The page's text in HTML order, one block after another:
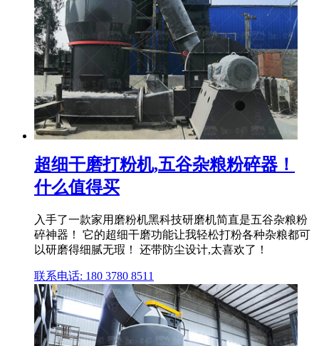
超细干磨打粉机,五谷杂粮粉碎器！
什么值得买
入手了一款家用磨粉机黑科技研磨机简直是五谷杂粮粉
碎神器！ 它的超细干磨功能让我轻松打粉各种杂粮都可
以研磨得细腻无瑕！ 还带防尘设计,太喜欢了！
联系电话: 180 3780 8511